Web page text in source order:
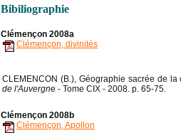
Bibiliographie
Clémençon 2008a
Clémençon, divinités
CLEMENCON (B.), Géographie sacrée de
de l'Auvergne - Tome CIX - 2008. p. 65-75.
Clémençon 2008b
Clémençon, Apollon